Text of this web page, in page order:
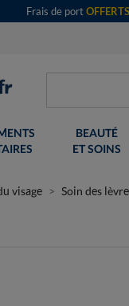
Frais de portOFFERTS
BEAUTÉ
ET SOINS
visage Soin des